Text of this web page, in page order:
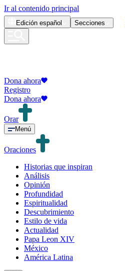
Ir al contenido principal
Edición español Secciones
Dona ahora
Registro
Dona ahora
Orar
Menú
Oraciones
Historias que inspiran
Análisis
Opinión
Profundidad
Espiritualidad
Descubrimiento
Estilo de vida
Actualidad
Papa Leon XIV
México
América Latina